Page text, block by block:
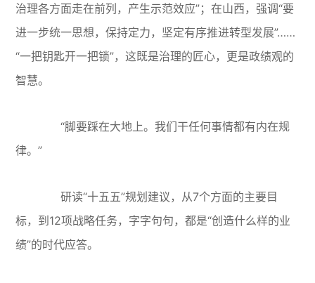
治理各方面走在前列，产生示范效应”；在山西，强调“要
进一步统一思想，保持定力，坚定有序推进转型发展”……
“一把钥匙开一把锁”，这既是治理的匠心，更是政绩观的
智慧。
“脚要踩在大地上。我们干任何事情都有内在规
律。”
研读“十五五”规划建议，从7个方面的主要目
标，到12项战略任务，字字句句，都是“创造什么样的业
绩”的时代应答。